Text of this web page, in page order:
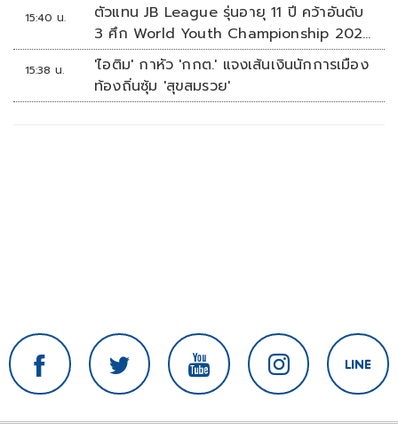
15:40 น.
ตัวแทน JB League รุ่นอายุ 11 ปี คว้าอันดับ
3 ศึก World Youth Championship 2026
ที่สิงคโปร์
15:38 น.
'ไอติม' กาหัว 'กกต.' แจงเส้นเงินนักการเมือง
ท้องถิ่นซุ้ม 'สุขสมรวย'